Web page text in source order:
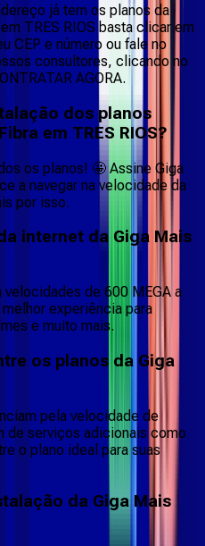
já tem os planos da
TRES RIOS basta clicar em
CEP e número ou fale no
consultores, clicando no
AGORA.
dos planos
em TRES RIOS?
os planos! 🤩 Assine Giga
a navegar na velocidade da
por isso.
internet da Giga Mais
de 600 MEGA a
experiência para
e muito mais.
os planos da Giga
pela velocidade de
de serviços adicionais como
o plano ideal para suas
da Giga Mais